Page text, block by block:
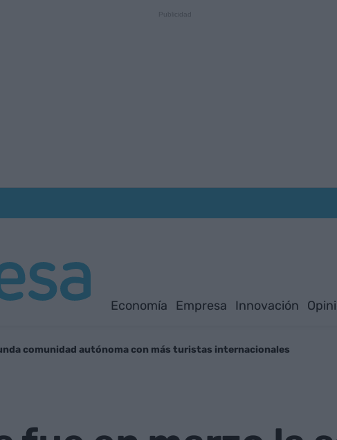
Economía Empresa Innovación
comunidad autónoma con más turistas internacionales